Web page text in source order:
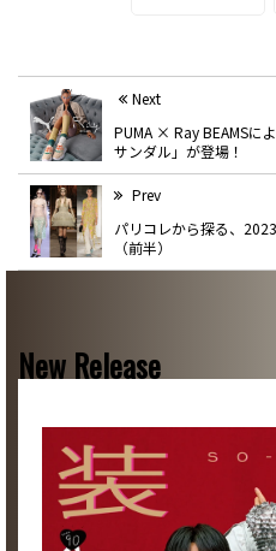
Next
PUMA × Ray BEAMSに
サンダル」が登場！
Prev
パリコレから探る、
（前半）
New Release